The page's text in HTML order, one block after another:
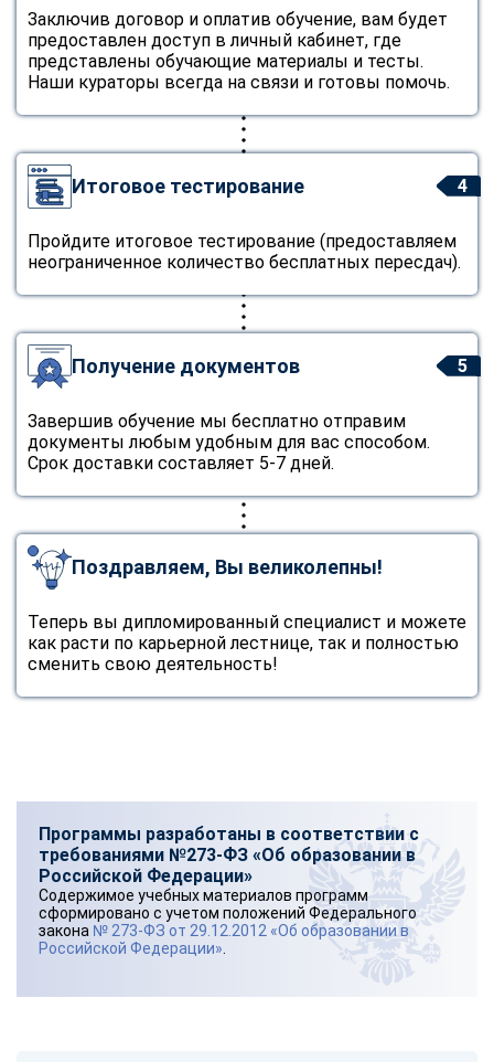
Заключив договор и оплатив обучение, вам будет
предоставлен доступ в личный кабинет, где
представлены обучающие материалы и тесты.
Наши кураторы всегда на связи и готовы помочь.
4
Итоговое тестирование
Пройдите итоговое тестирование (предоставляем
неограниченное количество бесплатных пересдач).
5
Получение документов
Завершив обучение мы бесплатно отправим
документы любым удобным для вас способом.
Срок доставки составляет 5-7 дней.
Поздравляем, Вы великолепны!
Теперь вы дипломированный специалист и можете
как расти по карьерной лестнице, так и полностью
сменить свою деятельность!
Программы разработаны в соответствии с
требованиями №273-ФЗ «Об образовании в
Российской Федерации»
Содержимое учебных материалов программ
сформировано с учетом положений Федерального
закона № 273-ФЗ от 29.12.2012 «Об образовании в
Российской Федерации»